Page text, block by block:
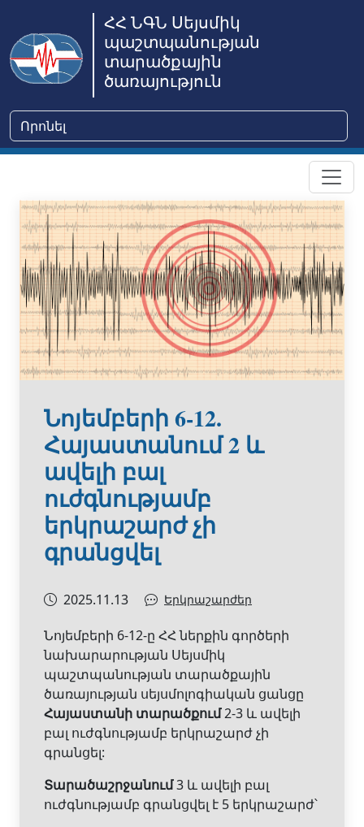
ՀՀ ՆԳՆ Սեյսմիկ
պաշտպանության
տարածքային
ծառայություն
Նոյեմբերի 6-12.
Հայաստանում 2 և
ավելի բալ
ուժգնությամբ
երկրաշարժ չի
գրանցվել
2025.11.13 Երկրաշարժեր
Նոյեմբերի 6-12-ը ՀՀ ներքին գործերի
նախարարության Սեյսմիկ
պաշտպանության տարածքային
ծառայության սեյսմոլոգիական ցանցը
Հայաստանի տարածքում2-3 և ավելի
բալ ուժգնությամբ երկրաշարժ չի
գրանցել:
Տարածաշրջանում3 և ավելի բալ
ուժգնությամբ գրանցվել է 5 երկրաշարժ՝